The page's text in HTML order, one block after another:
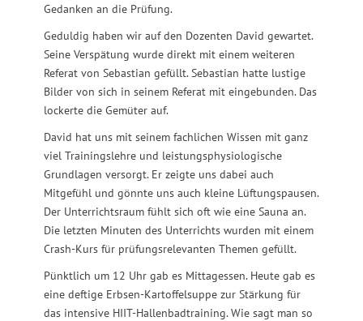
Gedanken an die Prüfung.
Geduldig haben wir auf den Dozenten David gewartet.
Seine Verspätung wurde direkt mit einem weiteren
Referat von Sebastian gefüllt. Sebastian hatte lustige
Bilder von sich in seinem Referat mit eingebunden. Das
lockerte die Gemüter auf.
David hat uns mit seinem fachlichen Wissen mit ganz
viel Trainingslehre und leistungsphysiologische
Grundlagen versorgt. Er zeigte uns dabei auch
Mitgefühl und gönnte uns auch kleine Lüftungspausen.
Der Unterrichtsraum fühlt sich oft wie eine Sauna an.
Die letzten Minuten des Unterrichts wurden mit einem
Crash-Kurs für prüfungsrelevanten Themen gefüllt.
Pünktlich um 12 Uhr gab es Mittagessen. Heute gab es
eine deftige Erbsen-Kartoffelsuppe zur Stärkung für
das intensive HIIT-Hallenbadtraining. Wie sagt man so